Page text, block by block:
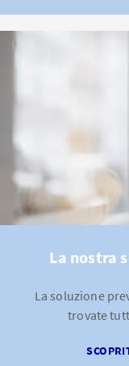
La nostra
La soluzione
trovate